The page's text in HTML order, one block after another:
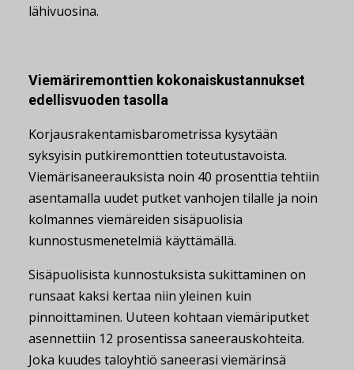
lähivuosina.
Viemäriremonttien kokonaiskustannukset
edellisvuoden tasolla
Korjausrakentamisbarometrissa kysytään
syksyisin putkiremonttien toteutustavoista.
Viemärisaneerauksista noin 40 prosenttia tehtiin
asentamalla uudet putket vanhojen tilalle ja noin
kolmannes viemäreiden sisäpuolisia
kunnostusmenetelmiä käyttämällä.
Sisäpuolisista kunnostuksista sukittaminen on
runsaat kaksi kertaa niin yleinen kuin
pinnoittaminen. Uuteen kohtaan viemäriputket
asennettiin 12 prosentissa saneerauskohteita.
Joka kuudes taloyhtiö saneerasi viemärinsä